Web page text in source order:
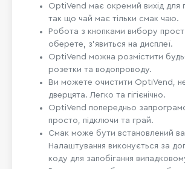
OptiVend має окремий вихід для
так що чай має тільки смак чаю.
Робота з кнопками вибору
оберете, з'явиться на дисплеї.
OptiVend можна розмістити
розетки та водопроводу.
Ви можете очистити OptiVend,
дверцята. Легко та гігієнічно.
OptiVend попередньо
просто, підключи та грай.
Смак може бути встановлений
Налаштування виконується за
коду для запобігання